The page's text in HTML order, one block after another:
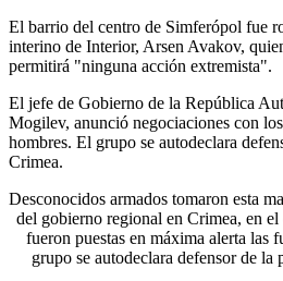
El barrio del centro de Simferópol fue
interino de Interior, Arsen Avakov,
permitirá "ninguna acción extremista".
El jefe de Gobierno de la República
Mogilev, anunció negociaciones con
hombres. El grupo se autodeclara
Crimea.
Desconocidos armados tomaron esta
del gobierno regional en Crimea, en
fueron puestas en máxima alerta las
grupo se autodeclara defensor de la